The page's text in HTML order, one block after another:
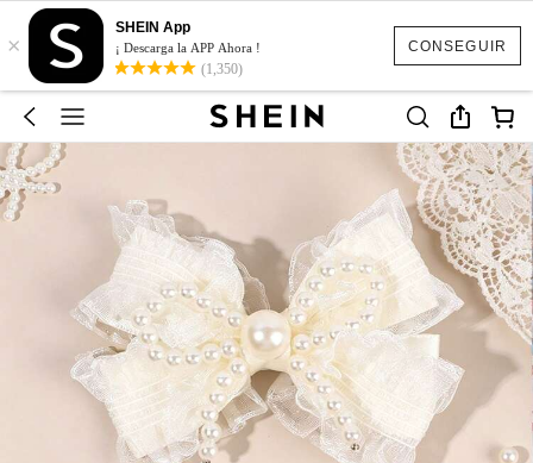
CONSEGUIR
×
SHEIN App
¡ Descarga la APP Ahora !
(1,350)